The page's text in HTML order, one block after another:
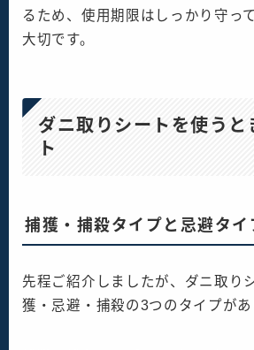
るため、使用期限はしっかり守っ
大切です。
ダニ取りシートを使うと
ト
捕獲・捕殺タイプと忌避タイ
先程ご紹介しましたが、ダニ取り
獲・忌避・捕殺の3つのタイプがあ